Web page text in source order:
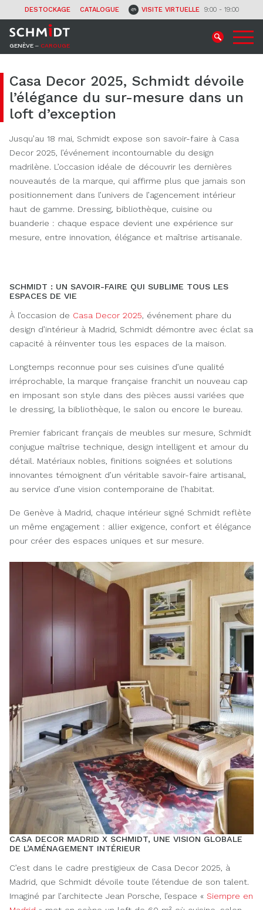
DESTOCKAGE CATALOGUE 9:00 - 19:00
VISITE VIRTUELLE
GENÈVE ‒ CAROUGE
CONTACT
Casa Decor 2025, Schmidt dévoile
l’élégance du sur-mesure dans un
loft d’exception
Jusqu’au 18 mai, Schmidt expose son savoir-faire à Casa
Decor 2025, l’événement incontournable du design
madrilène. L’occasion idéale de découvrir les dernières
nouveautés de la marque, qui affirme plus que jamais son
positionnement dans l’univers de l’agencement intérieur
haut de gamme. Dressing, bibliothèque, cuisine ou
buanderie : chaque espace devient une expérience sur
mesure, entre innovation, élégance et maîtrise artisanale.
SCHMIDT : UN SAVOIR-FAIRE QUI SUBLIME TOUS LES
ESPACES DE VIE
À l’occasion de Casa Decor 2025 , événement phare du
design d’intérieur à Madrid, Schmidt démontre avec éclat sa
capacité à réinventer tous les espaces de la maison.
Longtemps reconnue pour ses cuisines d’une qualité
irréprochable, la marque française franchit un nouveau cap
en imposant son style dans des pièces aussi variées que
le dressing, la bibliothèque, le salon ou encore le bureau.
Premier fabricant français de meubles sur mesure, Schmidt
conjugue maîtrise technique, design intelligent et amour du
détail. Matériaux nobles, finitions soignées et solutions
innovantes témoignent d’un véritable savoir-faire artisanal,
au service d’une vision contemporaine de l’habitat.
De Genève à Madrid, chaque intérieur signé Schmidt reflète
un même engagement : allier exigence, confort et élégance
pour créer des espaces uniques et sur mesure.
CASA DECOR MADRID X SCHMIDT, UNE VISION GLOBALE
DE L’AMÉNAGEMENT INTÉRIEUR
C’est dans le cadre prestigieux de Casa Decor 2025, à
Madrid, que Schmidt dévoile toute l’étendue de son talent.
Imaginé par l’architecte Jean Porsche, l’espace « Siempre en